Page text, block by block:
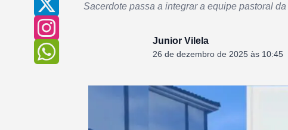
Sacerdote passa a integrar a equipe pastoral
Junior Vilela
26 de dezembro de 2025 às 10:45